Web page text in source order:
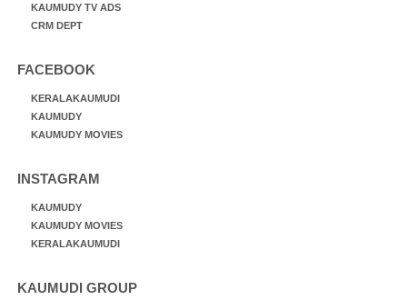
KAUMUDY TV ADS
CRM DEPT
FACEBOOK
KERALAKAUMUDI
KAUMUDY
KAUMUDY MOVIES
INSTAGRAM
KAUMUDY
KAUMUDY MOVIES
KERALAKAUMUDI
KAUMUDI GROUP